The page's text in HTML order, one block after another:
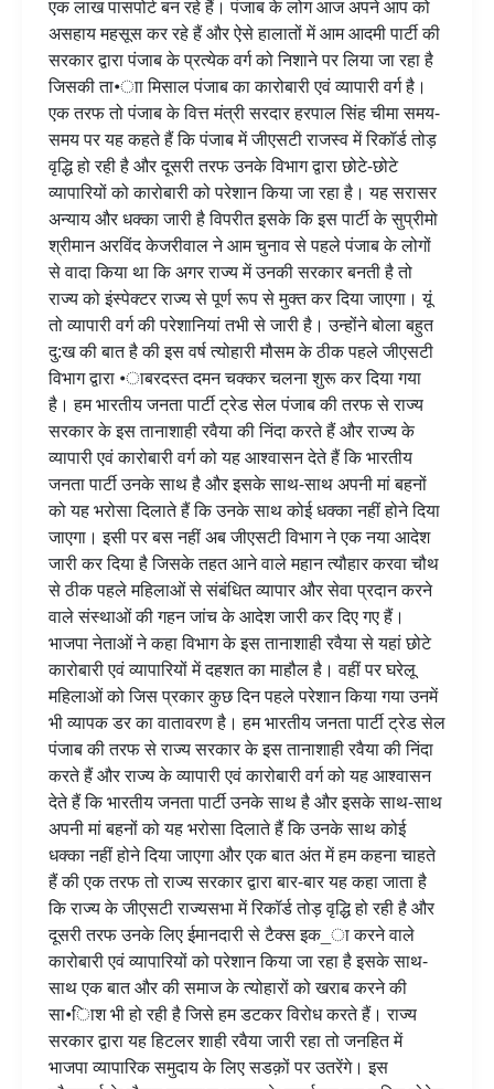
एक लाख पासपोर्ट बन रहे हैं। पंजाब के लोग आज अपने आप को
असहाय महसूस कर रहे हैं और ऐसे हालातों में आम आदमी पार्टी की
सरकार द्वारा पंजाब के प्रत्येक वर्ग को निशाने पर लिया जा रहा है
जिसकी ता•ाा मिसाल पंजाब का कारोबारी एवं व्यापारी वर्ग है।
एक तरफ तो पंजाब के वित्त मंत्री सरदार हरपाल सिंह चीमा समय-
समय पर यह कहते हैं कि पंजाब में जीएसटी राजस्व में रिकॉर्ड तोड़
वृद्धि हो रही है और दूसरी तरफ उनके विभाग द्वारा छोटे-छोटे
व्यापारियों को कारोबारी को परेशान किया जा रहा है। यह सरासर
अन्याय और धक्का जारी है विपरीत इसके कि इस पार्टी के सुप्रीमो
श्रीमान अरविंद केजरीवाल ने आम चुनाव से पहले पंजाब के लोगों
से वादा किया था कि अगर राज्य में उनकी सरकार बनती है तो
राज्य को इंस्पेक्टर राज्य से पूर्ण रूप से मुक्त कर दिया जाएगा। यूं
तो व्यापारी वर्ग की परेशानियां तभी से जारी है। उन्होंने बोला बहुत
दु:ख की बात है की इस वर्ष त्योहारी मौसम के ठीक पहले जीएसटी
विभाग द्वारा •ाबरदस्त दमन चक्कर चलना शुरू कर दिया गया
है। हम भारतीय जनता पार्टी ट्रेड सेल पंजाब की तरफ से राज्य
सरकार के इस तानाशाही रवैया की निंदा करते हैं और राज्य के
व्यापारी एवं कारोबारी वर्ग को यह आश्वासन देते हैं कि भारतीय
जनता पार्टी उनके साथ है और इसके साथ-साथ अपनी मां बहनों
को यह भरोसा दिलाते हैं कि उनके साथ कोई धक्का नहीं होने दिया
जाएगा। इसी पर बस नहीं अब जीएसटी विभाग ने एक नया आदेश
जारी कर दिया है जिसके तहत आने वाले महान त्यौहार करवा चौथ
से ठीक पहले महिलाओं से संबंधित व्यापार और सेवा प्रदान करने
वाले संस्थाओं की गहन जांच के आदेश जारी कर दिए गए हैं।
भाजपा नेताओं ने कहा विभाग के इस तानाशाही रवैया से यहां छोटे
कारोबारी एवं व्यापारियों में दहशत का माहौल है। वहीं पर घरेलू
महिलाओं को जिस प्रकार कुछ दिन पहले परेशान किया गया उनमें
भी व्यापक डर का वातावरण है। हम भारतीय जनता पार्टी ट्रेड सेल
पंजाब की तरफ से राज्य सरकार के इस तानाशाही रवैया की निंदा
करते हैं और राज्य के व्यापारी एवं कारोबारी वर्ग को यह आश्वासन
देते हैं कि भारतीय जनता पार्टी उनके साथ है और इसके साथ-साथ
अपनी मां बहनों को यह भरोसा दिलाते हैं कि उनके साथ कोई
धक्का नहीं होने दिया जाएगा और एक बात अंत में हम कहना चाहते
हैं की एक तरफ तो राज्य सरकार द्वारा बार-बार यह कहा जाता है
कि राज्य के जीएसटी राज्यसभा में रिकॉर्ड तोड़ वृद्धि हो रही है और
दूसरी तरफ उनके लिए ईमानदारी से टैक्स इक_ा करने वाले
कारोबारी एवं व्यापारियों को परेशान किया जा रहा है इसके साथ-
साथ एक बात और की समाज के त्योहारों को खराब करने की
सा•िाश भी हो रही है जिसे हम डटकर विरोध करते हैं। राज्य
सरकार द्वारा यह हिटलर शाही रवैया जारी रहा तो जनहित में
भाजपा व्यापारिक समुदाय के लिए सडक़ों पर उतरेंगे। इस